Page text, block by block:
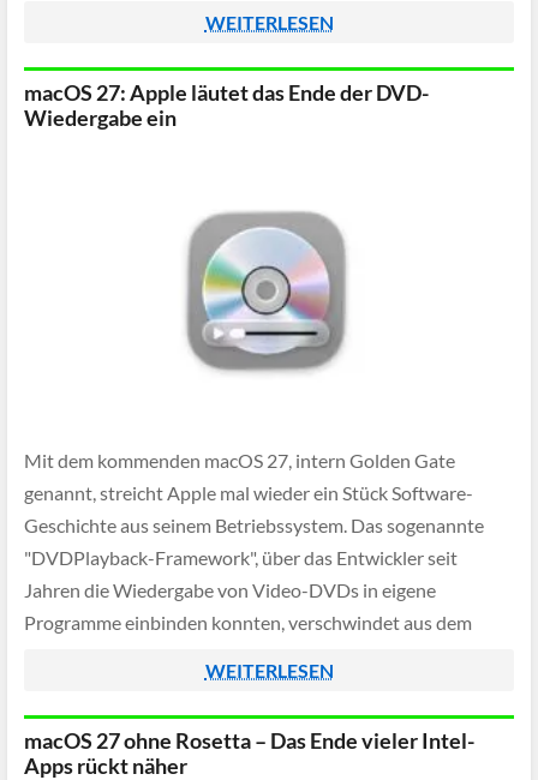
des Datenträgers ist also nicht mehr erforderlich.
WEITERLESEN
macOS 27: Apple läutet das Ende der DVD-
Wiedergabe ein
Mit dem kommenden macOS 27, intern Golden Gate
genannt, streicht Apple mal wieder ein Stück Software-
Geschichte aus seinem Betriebssystem. Das sogenannte
"DVDPlayback-Framework", über das Entwickler seit
Jahren die Wiedergabe von Video-DVDs in eigene
Programme einbinden konnten, verschwindet aus dem
damit nicht mehr gegen diese Bibliothek bauen und laut […]
WEITERLESEN
macOS 27 ohne Rosetta – Das Ende vieler Intel-
Apps rückt näher